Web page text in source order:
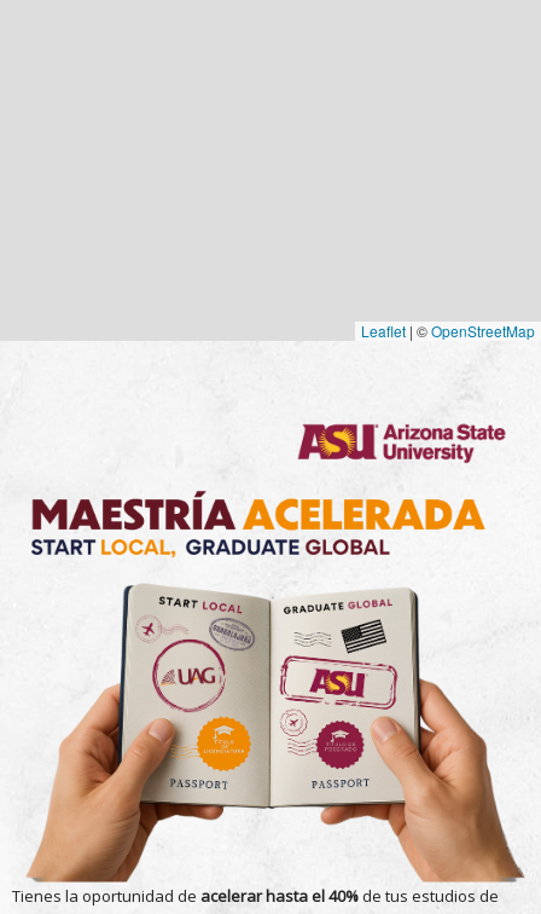
Leaflet | ©OpenStreetMap
Tienes la oportunidad de acelerar hasta el 40%de tus estudios de